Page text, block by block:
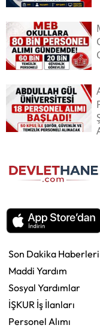
Son Dakika Haberleri
Maddi Yardım
Sosyal Yardımlar
İŞKUR İş İlanları
Personel Alımı